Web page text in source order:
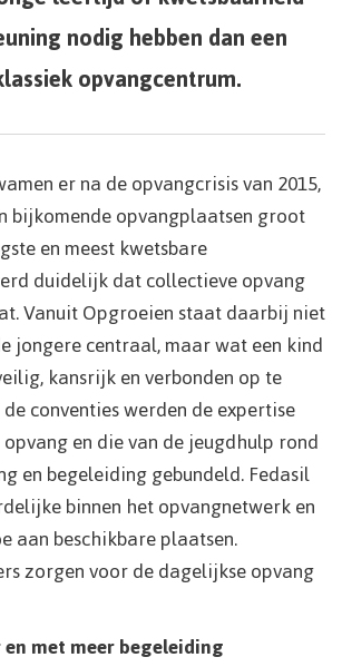
nodig hebben dan een
opvangcentrum.
er na de opvangcrisis van 2015,
bijkomende opvangplaatsen groot
en meest kwetsbare
duidelijk dat collectieve opvang
Vanuit Opgroeien staat daarbij niet
jongere centraal, maar wat een kind
kansrijk en verbonden op te
conventies werden de expertise
en die van de jeugdhulp rond
en begeleiding gebundeld. Fedasil
binnen het opvangnetwerk en
aan beschikbare plaatsen.
zorgen voor de dagelijkse opvang
met meer begeleiding